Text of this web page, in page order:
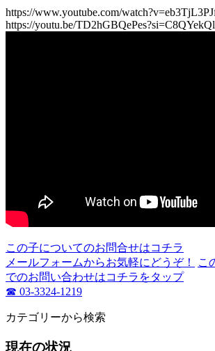
https://www.youtube.com/
https://youtu.be/
この子についてのお問合せはコチラ
メールフォームからお気軽にどうぞ！
こ
でのお問い合わせはコチラをタップ
☎ 03-3324-1219
カテゴリーから検索
現在の状況